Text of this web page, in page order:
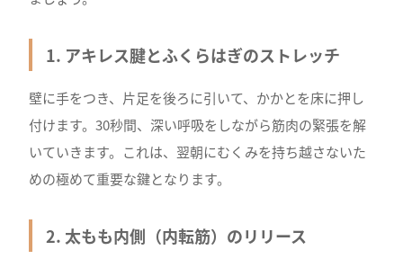
1. アキレス腱とふくらはぎのストレッチ
壁に手をつき、片足を後ろに引いて、かかとを床に押し
付けます。30秒間、深い呼吸をしながら筋肉の緊張を解
いていきます。これは、翌朝にむくみを持ち越さないた
めの極めて重要な鍵となります。
2. 太もも内側（内転筋）のリリース